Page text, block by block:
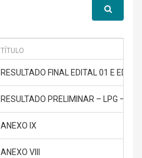
TÍTULO
RESULTADO FINAL EDITAL 01 E
RESULTADO PRELIMINAR – LPG –
ANEXO IX
ANEXO VIII